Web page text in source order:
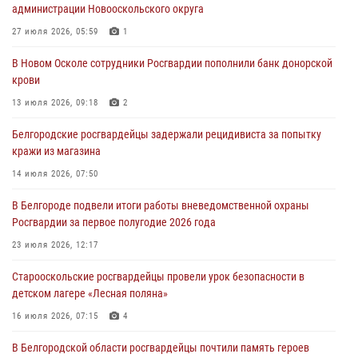
Сотрудники Росгвардии задержали подозреваемую в краже
товаров из гипермаркета в Белгороде
При участии Росгвардии в Белгородской области обеспечена
безопасность празднования Дня воздушно-десантных войск
Росгвардейцы оказали помощь пострадавшему в результате атаки
FPV-дрона ВСУ в Белгородской области
Ведомственная акция «Каникулы с Росгвардией» прошла в
пришкольном лагере Старого Оскола
администрации Новооскольского округа
27 июля 2026, 05:59 1
В Новом Осколе сотрудники Росгвардии пополнили банк донорской
крови
13 июля 2026, 09:18 2
Белгородские росгвардейцы задержали рецидивиста за попытку
кражи из магазина
14 июля 2026, 07:50
В Белгороде подвели итоги работы вневедомственной охраны
Росгвардии за первое полугодие 2026 года
23 июля 2026, 12:17
Старооскольские росгвардейцы провели урок безопасности в
детском лагере «Лесная поляна»
16 июля 2026, 07:15 4
В Белгородской области росгвардейцы почтили память героев